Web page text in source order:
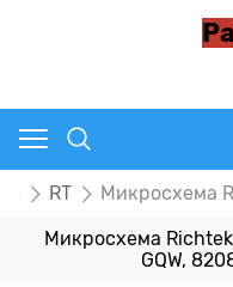
RT Микросхема
Микросхема Richtek
GQW,